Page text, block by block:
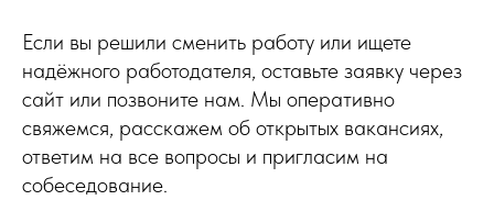
Если вы решили сменить работу или ищете
надёжного работодателя, оставьте заявку через
сайт или позвоните нам. Мы оперативно
свяжемся, расскажем об открытых вакансиях,
ответим на все вопросы и пригласим на
собеседование.